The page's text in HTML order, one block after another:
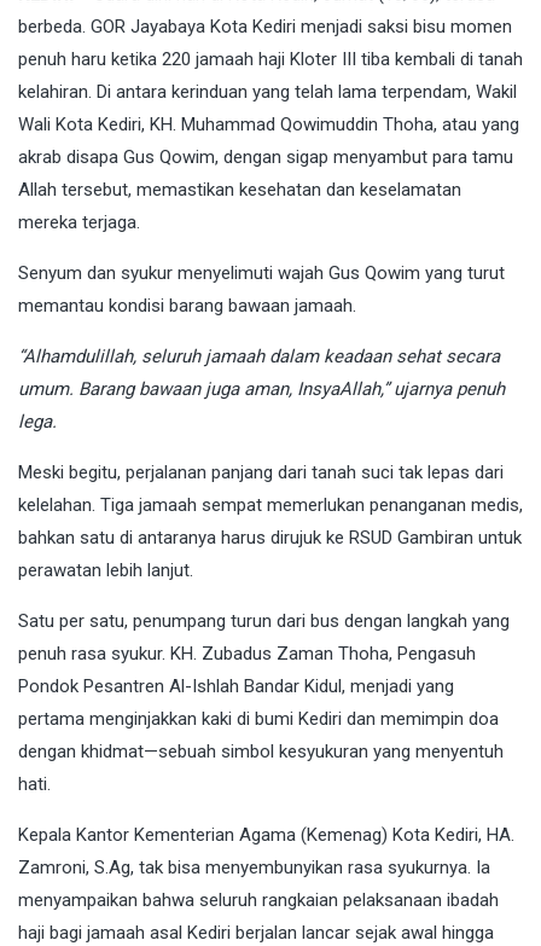
berbeda. GOR Jayabaya Kota Kediri menjadi saksi bisu momen
penuh haru ketika 220 jamaah haji Kloter III tiba kembali di tanah
kelahiran. Di antara kerinduan yang telah lama terpendam, Wakil
Wali Kota Kediri, KH. Muhammad Qowimuddin Thoha, atau yang
akrab disapa Gus Qowim, dengan sigap menyambut para tamu
Allah tersebut, memastikan kesehatan dan keselamatan
mereka terjaga.
Senyum dan syukur menyelimuti wajah Gus Qowim yang turut
memantau kondisi barang bawaan jamaah.
“Alhamdulillah, seluruh jamaah dalam keadaan sehat secara
umum. Barang bawaan juga aman, InsyaAllah,” ujarnya penuh
lega.
Meski begitu, perjalanan panjang dari tanah suci tak lepas dari
kelelahan. Tiga jamaah sempat memerlukan penanganan medis,
bahkan satu di antaranya harus dirujuk ke RSUD Gambiran untuk
perawatan lebih lanjut.
Satu per satu, penumpang turun dari bus dengan langkah yang
penuh rasa syukur. KH. Zubadus Zaman Thoha, Pengasuh
Pondok Pesantren Al-Ishlah Bandar Kidul, menjadi yang
pertama menginjakkan kaki di bumi Kediri dan memimpin doa
dengan khidmat—sebuah simbol kesyukuran yang menyentuh
hati.
Kepala Kantor Kementerian Agama (Kemenag) Kota Kediri, HA.
Zamroni, S.Ag, tak bisa menyembunyikan rasa syukurnya. Ia
menyampaikan bahwa seluruh rangkaian pelaksanaan ibadah
haji bagi jamaah asal Kediri berjalan lancar sejak awal hingga